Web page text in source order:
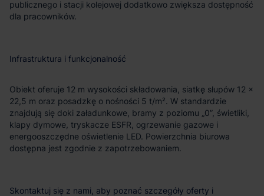
publicznego i stacji kolejowej dodatkowo zwiększa dostępność
dla pracowników.
Infrastruktura i funkcjonalność
Obiekt oferuje 12 m wysokości składowania, siatkę słupów 12 ×
22,5 m oraz posadzkę o nośności 5 t/m². W standardzie
znajdują się doki załadunkowe, bramy z poziomu „0”, świetliki,
klapy dymowe, tryskacze ESFR, ogrzewanie gazowe i
energooszczędne oświetlenie LED. Powierzchnia biurowa
dostępna jest zgodnie z zapotrzebowaniem.
Skontaktuj się z nami, aby poznać szczegóły oferty i